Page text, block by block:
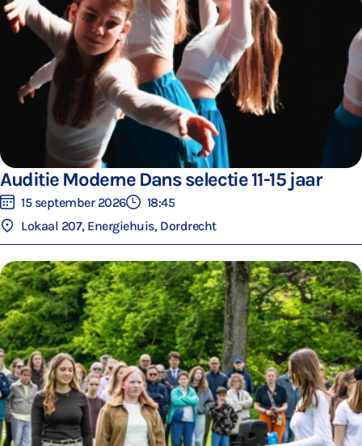
Auditie Moderne Dans selectie 11-15 jaar
15 september 2026
18:45
Lokaal 207, Energiehuis, Dordrecht